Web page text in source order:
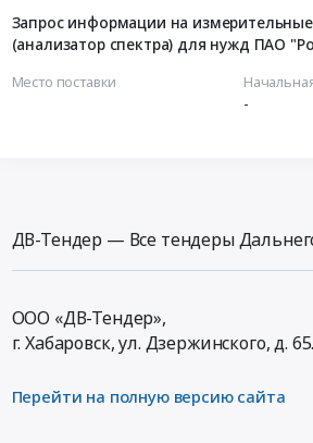
Запрос информации на
(анализатор спектра) для нужд ПАО
Место поставки
-
ДВ-Тендер — Все тендеры
ООО «ДВ-Тендер»,
г. Хабаровск,ул. Дзержинского, д. 65.
Перейти на полную версию сайта